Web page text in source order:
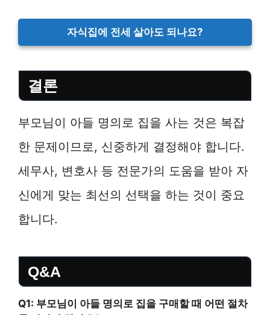
자식집에 전세 살아도 되나요?
결론
부모님이 아들 명의로 집을 사는 것은 복잡
한 문제이므로, 신중하게 결정해야 합니다.
세무사, 변호사 등 전문가의 도움을 받아 자
신에게 맞는 최선의 선택을 하는 것이 중요
합니다.
Q&A
Q1: 부모님이 아들 명의로 집을 구매할 때 어떤 절차